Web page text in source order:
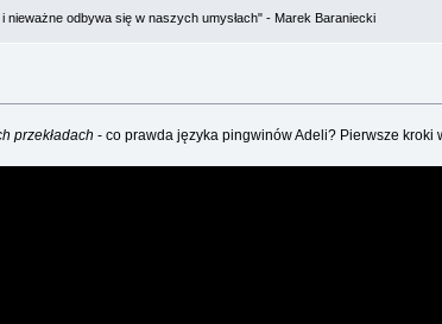
odbywa się w naszych umysłach" - Marek Baraniecki
przekładach - co prawda języka pingwinów Adeli? Pierwsze kroki